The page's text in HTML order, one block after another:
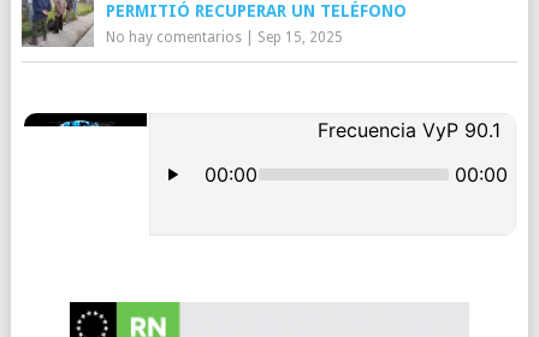
PERMITIÓ RECUPERAR UN TELÉFONO
No hay comentarios| Sep 15, 2025